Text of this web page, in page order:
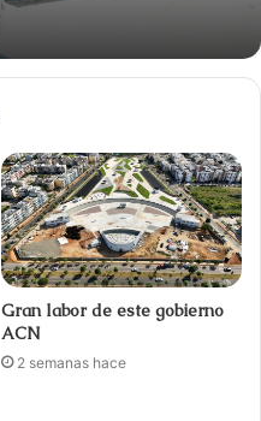
Gran labor de este gobierno
ACN
2 semanas hace